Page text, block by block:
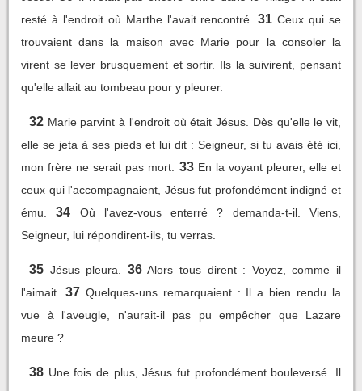
resté à l'endroit où Marthe l'avait rencontré.
31 Ceux qui se
trouvaient dans la maison avec Marie pour la consoler la
virent se lever brusquement et sortir. Ils la suivirent, pensant
qu'elle allait au tombeau pour y pleurer.
32 Marie parvint à l'endroit où était Jésus. Dès qu'elle le vit,
elle se jeta à ses pieds et lui dit : Seigneur, si tu avais été ici,
mon frère ne serait pas mort.
33 En la voyant pleurer, elle et
ceux qui l'accompagnaient, Jésus fut profondément indigné et
ému.
34
Où l'avez-vous enterré ? demanda-t-il. Viens,
Seigneur, lui répondirent-ils, tu verras.
35 Jésus pleura. 36 Alors tous dirent : Voyez, comme il
l'aimait.
37 Quelques-uns remarquaient : Il a bien rendu la
vue à l'aveugle, n'aurait-il pas pu empêcher que Lazare
meure ?
38 Une fois de plus, Jésus fut profondément bouleversé. Il